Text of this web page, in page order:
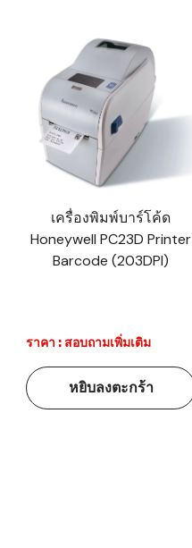
เครื่องพิมพ์บาร์โค้ด
Honeywell PC23D Printer
Barcode (203DPI)
ราคา : สอบถามเพิ่มเติม
หยิบลงตะกร้า